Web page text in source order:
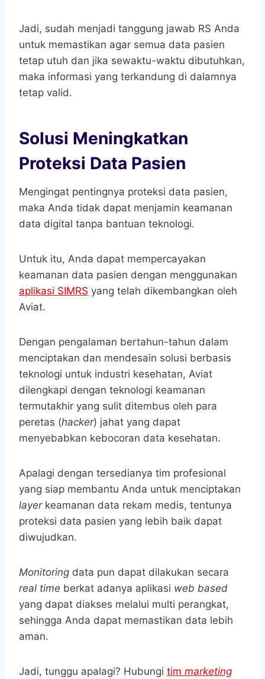
Jadi, sudah menjadi tanggung jawab RS Anda
untuk memastikan agar semua data pasien
tetap utuh dan jika sewaktu-waktu dibutuhkan,
maka informasi yang terkandung di dalamnya
tetap valid.
Solusi Meningkatkan
Proteksi Data Pasien
Mengingat pentingnya proteksi data pasien,
maka Anda tidak dapat menjamin keamanan
data digital tanpa bantuan teknologi.
Untuk itu, Anda dapat mempercayakan
keamanan data pasien dengan menggunakan
aplikasi SIMRS yang telah dikembangkan oleh
Aviat.
Dengan pengalaman bertahun-tahun dalam
menciptakan dan mendesain solusi berbasis
teknologi untuk industri kesehatan, Aviat
dilengkapi dengan teknologi keamanan
termutakhir yang sulit ditembus oleh para
peretas (hacker) jahat yang dapat
menyebabkan kebocoran data kesehatan.
Apalagi dengan tersedianya tim profesional
yang siap membantu Anda untuk menciptakan
layer keamanan data rekam medis, tentunya
proteksi data pasien yang lebih baik dapat
diwujudkan.
Monitoring data pun dapat dilakukan secara
real time berkat adanya aplikasi web based
yang dapat diakses melalui multi perangkat,
sehingga Anda dapat memastikan data lebih
aman.
Jadi, tunggu apalagi? Hubungi tim marketing